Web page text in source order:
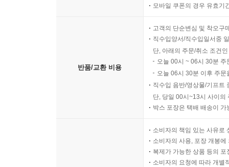
모바일 쿠폰의 경우 유효기
반품/교환 비용
고객의 단순변심 및 착오구
직수입양서/직수입일서중
단, 아래의 주문/취소 조건
오늘 00시 ~ 06시 30분
오늘 06시 30분 이후 주
직수입 음반/영상물/기프트
단, 당일 00시~13시 사이의
박스 포장은 택배 배송이
소비자의 책임 있는 사유로
소비자의 사용, 포장 개봉
복제가 가능한 상품 등의
소비자의 요청에 따라 개별